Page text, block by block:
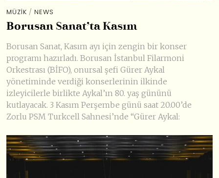
MÜZIK / NEWS
Borusan Sanat’ta Kasım
Borusan Sanat, Kasım ayı için zengin bir konser
programı hazırladı. Borusan İstanbul Filarmoni
Orkestrası (BİFO), onursal şefi Gürer Aykal
yönetiminde verdiği konserlerinin ilkinde
izleyicilerle birlikte Aykal’ın 80. yaş gününü
kutlayacak. 3 Kasım Perşembe günü saat 20.00’de
Zorlu PSM Turkcell Sahnesi’nde “Gürer Aykal: